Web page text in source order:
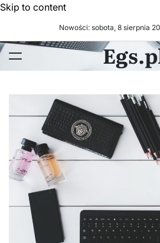
Skip to content
Nowości: sobota, 8 sierpnia